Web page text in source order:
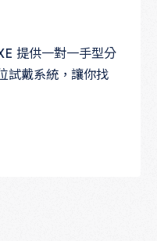
提供一對一手型分
試戴系統，讓你找